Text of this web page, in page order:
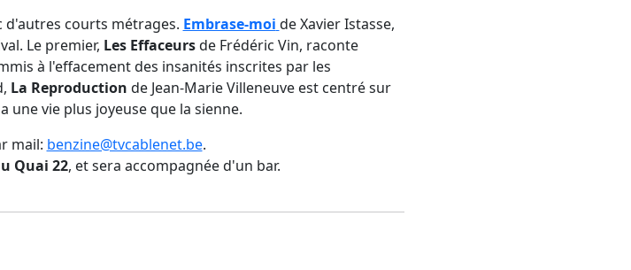
d'autres courts métrages. Embrase-moi de Xavier Istasse,
Le premier, Les Effaceursde Frédéric Vin, raconte
à l'effacement des insanités inscrites par les
La Reproduction de Jean-Marie Villeneuve est centré sur
vie plus joyeuse que la sienne.
mail: benzine@tvcablenet.be.
Quai 22, et sera accompagnée d'un bar.